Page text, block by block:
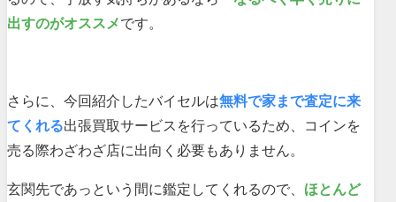
出すのがオススメです。
さらに、今回紹介したバイセルは無料で家まで査定に来
てくれる出張買取サービスを行っているため、コインを
売る際わざわざ店に出向く必要もありません。
玄関先であっという間に鑑定してくれるので、 ほとんど